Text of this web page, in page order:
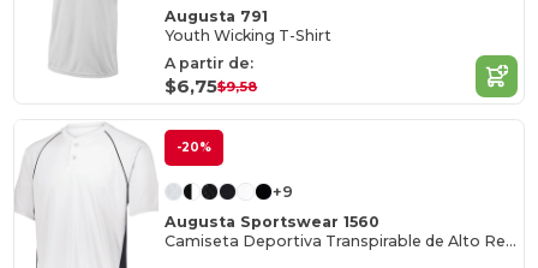
Augusta 791
Youth Wicking T-Shirt
A partir de:
$6,75$9,58
-20%
+9
Augusta Sportswear 1560
Camiseta Deportiva Transpirable de Alto Rendimiento